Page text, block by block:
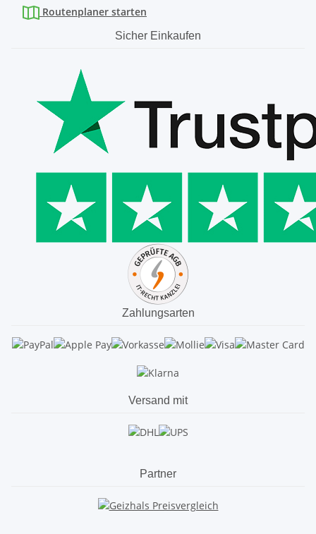
Routenplaner starten
Sicher Einkaufen
Zahlungsarten
Versand mit
Partner